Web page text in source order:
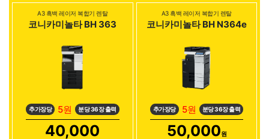
A3 흑백 레이저 복합기 렌탈
코니카미놀타 BH 363
추가장당 5원 분당 36장 출력
40,000
A3 흑백 레이저 복합기 렌탈
코니카미놀타 BH N364e
추가장당 5원 분당 36장 출력
50,000원